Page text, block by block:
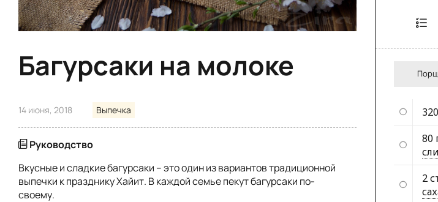
Багурсаки на молоке
14 июня, 2018 Выпечка
Руководство
Вкусные и сладкие багурсаки – это один из вариантов традиционной
выпечки к празднику Хайит. В каждой семье пекут багурсаки по-
своему.
80
2